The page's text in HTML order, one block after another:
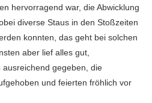
hervorragend war, die Abwicklung
diverse Staus in den Stoßzeiten
konnten, das geht bei solchen
aber lief alles gut,
gegeben, die
und feierten fröhlich vor